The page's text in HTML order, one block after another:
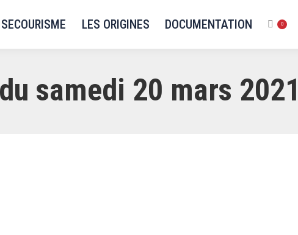
SECOURISME LES ORIGINES DOCUMENTATION 0
samedi 20 mars 2021